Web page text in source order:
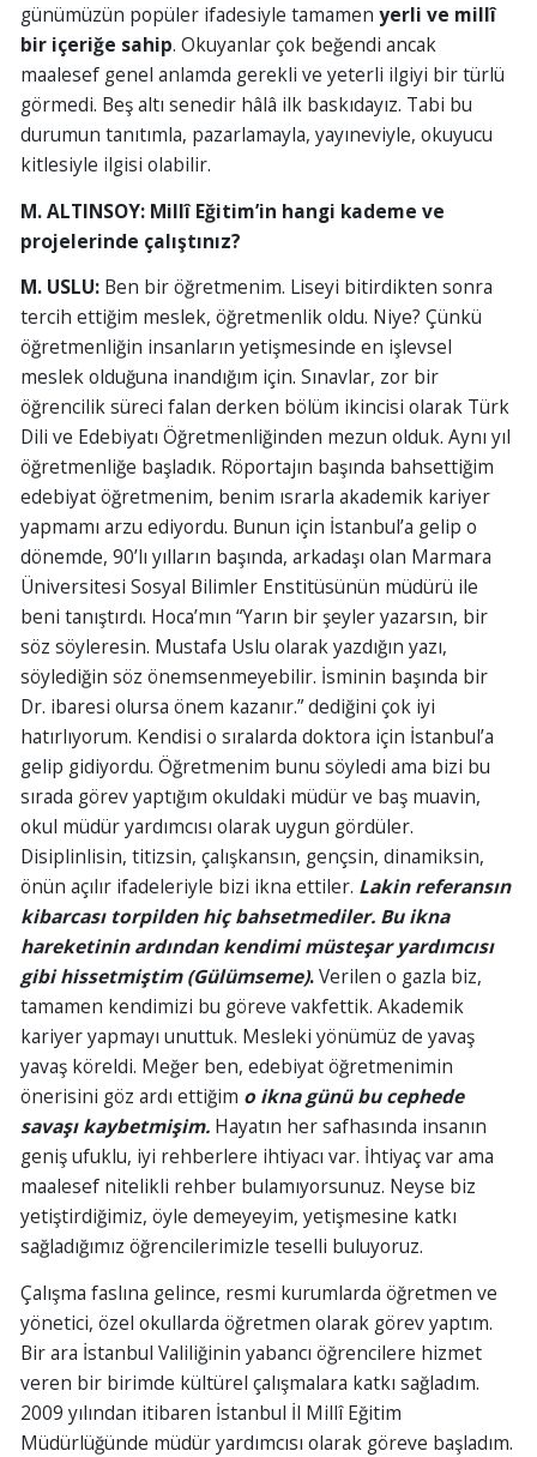
günümüzün popüler ifadesiyle tamamen yerli ve millî
bir içeriğe sahip. Okuyanlar çok beğendi ancak
maalesef genel anlamda gerekli ve yeterli ilgiyi bir türlü
görmedi. Beş altı senedir hâlâ ilk baskıdayız. Tabi bu
durumun tanıtımla, pazarlamayla, yayıneviyle, okuyucu
kitlesiyle ilgisi olabilir.
M. ALTINSOY: Millî Eğitim’in hangi kademe ve
projelerinde çalıştınız?
M. USLU:Ben bir öğretmenim. Liseyi bitirdikten sonra
tercih ettiğim meslek, öğretmenlik oldu. Niye? Çünkü
öğretmenliğin insanların yetişmesinde en işlevsel
meslek olduğuna inandığım için. Sınavlar, zor bir
öğrencilik süreci falan derken bölüm ikincisi olarak Türk
Dili ve Edebiyatı Öğretmenliğinden mezun olduk. Aynı yıl
öğretmenliğe başladık. Röportajın başında bahsettiğim
edebiyat öğretmenim, benim ısrarla akademik kariyer
yapmamı arzu ediyordu. Bunun için İstanbul’a gelip o
dönemde, 90’lı yılların başında, arkadaşı olan Marmara
Üniversitesi Sosyal Bilimler Enstitüsünün müdürü ile
beni tanıştırdı. Hoca’mın “Yarın bir şeyler yazarsın, bir
söz söyleresin. Mustafa Uslu olarak yazdığın yazı,
söylediğin söz önemsenmeyebilir. İsminin başında bir
Dr. ibaresi olursa önem kazanır.” dediğini çok iyi
hatırlıyorum. Kendisi o sıralarda doktora için İstanbul’a
gelip gidiyordu. Öğretmenim bunu söyledi ama bizi bu
sırada görev yaptığım okuldaki müdür ve baş muavin,
okul müdür yardımcısı olarak uygun gördüler.
Disiplinlisin, titizsin, çalışkansın, gençsin, dinamiksin,
önün açılır ifadeleriyle bizi ikna ettiler. Lakin referansın
kibarcası torpilden hiç bahsetmediler. Bu ikna
hareketinin ardından kendimi müsteşar yardımcısı
gibi hissetmiştim (Gülümseme).Verilen o gazla biz,
tamamen kendimizi bu göreve vakfettik. Akademik
kariyer yapmayı unuttuk. Mesleki yönümüz de yavaş
yavaş köreldi. Meğer ben, edebiyat öğretmenimin
önerisini göz ardı ettiğim o ikna günü bu cephede
savaşı kaybetmişim.Hayatın her safhasında insanın
geniş ufuklu, iyi rehberlere ihtiyacı var. İhtiyaç var ama
maalesef nitelikli rehber bulamıyorsunuz. Neyse biz
yetiştirdiğimiz, öyle demeyeyim, yetişmesine katkı
sağladığımız öğrencilerimizle teselli buluyoruz.
Çalışma faslına gelince, resmi kurumlarda öğretmen ve
yönetici, özel okullarda öğretmen olarak görev yaptım.
Bir ara İstanbul Valiliğinin yabancı öğrencilere hizmet
veren bir birimde kültürel çalışmalara katkı sağladım.
2009 yılından itibaren İstanbul İl Millî Eğitim
Müdürlüğünde müdür yardımcısı olarak göreve başladım.